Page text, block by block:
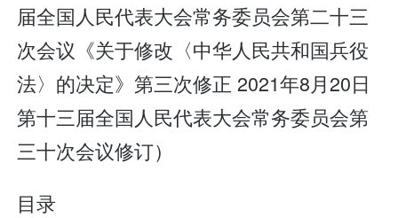
届全国人民代表大会常务委员会第二十三
次会议《关于修改〈中华人民共和国兵役
法〉的决定》第三次修正 2021年8月20日
第十三届全国人民代表大会常务委员会第
三十次会议修订）
目录